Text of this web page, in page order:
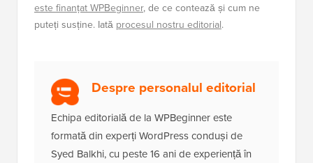
este finanțat WPBeginner, de ce contează și cum ne
puteți susține. Iată procesul nostru editorial.
Despre personalul editorial
Echipa editorială de la WPBeginner este
formată din experți WordPress conduși de
Syed Balkhi, cu peste 16 ani de experiență în